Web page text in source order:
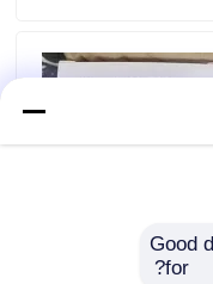
النسخ الاحتياطي
Good
for?